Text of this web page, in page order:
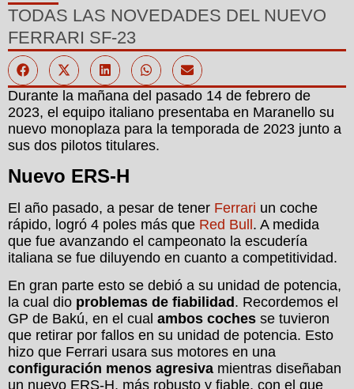
TODAS LAS NOVEDADES DEL NUEVO
FERRARI SF-23
Durante la mañana del pasado 14 de febrero de
2023, el equipo italiano presentaba en Maranello su
nuevo monoplaza para la temporada de 2023 junto a
sus dos pilotos titulares.
Nuevo ERS-H
El año pasado, a pesar de tener Ferrari un coche
rápido, logró 4 poles más que Red Bull. A medida
que fue avanzando el campeonato la escudería
italiana se fue diluyendo en cuanto a competitividad.
En gran parte esto se debió a su unidad de potencia,
la cual dio problemas de fiabilidad . Recordemos el
GP de Bakú, en el cual ambos coches se tuvieron
que retirar por fallos en su unidad de potencia. Esto
hizo que Ferrari usara sus motores en una
configuración menos agresiva mientras diseñaban
un nuevo ERS-H, más robusto y fiable, con el que